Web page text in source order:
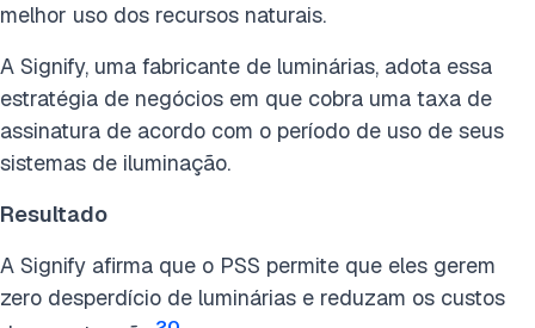
melhor uso dos recursos naturais.
A Signify, uma fabricante de luminárias, adota essa
estratégia de negócios em que cobra uma taxa de
assinatura de acordo com o período de uso de seus
sistemas de iluminação.
Resultado
A Signify afirma que o PSS permite que eles gerem
zero desperdício de luminárias e reduzam os custos